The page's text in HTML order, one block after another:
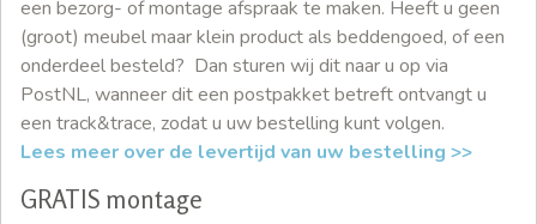
een bezorg- of montage afspraak te maken. Heeft u geen
(groot) meubel maar klein product als beddengoed, of een
onderdeel besteld? Dan sturen wij dit naar u op via
PostNL, wanneer dit een postpakket betreft ontvangt u
een track&trace, zodat u uw bestelling kunt volgen.
Lees meer over de levertijd van uw bestelling >>
GRATIS montage